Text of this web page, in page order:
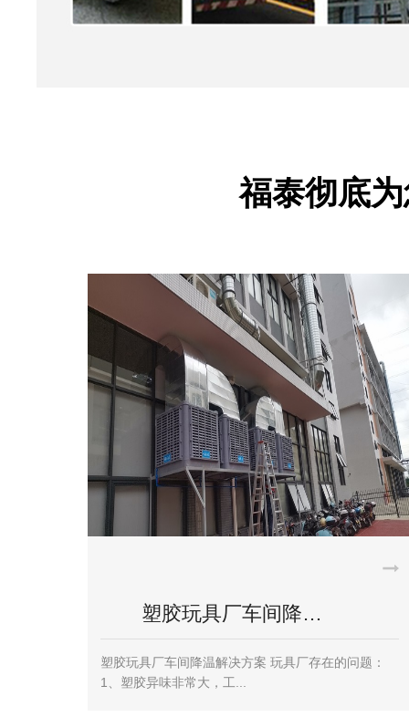
福泰彻底
塑胶玩具厂车间降…
塑胶玩具厂车间降温解决方案 玩具厂存在的问题：
1、塑胶异味非常大，工...